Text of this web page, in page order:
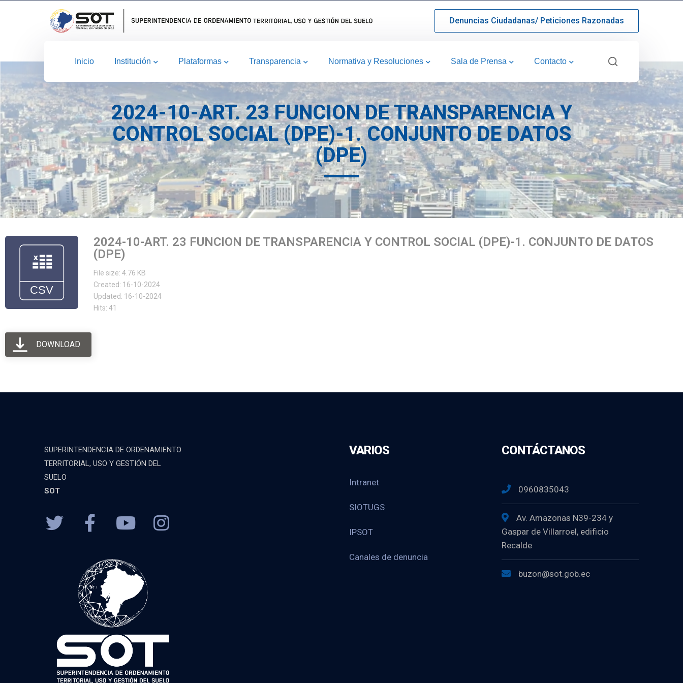
Denuncias Ciudadanas/ Peticiones Razonadas
Inicio Institución Plataformas Transparencia Normativa y Resoluciones Sala de Prensa Contacto
2024-10-ART. 23 FUNCION DE TRANSPARENCIA Y
CONTROL SOCIAL (DPE)-1. CONJUNTO DE DATOS
(DPE)
2024-10-ART. 23 FUNCION DE TRANSPARENCIA Y CONTROL SOCIAL (DPE)-1. CONJUNTO DE DATOS
(DPE)
File size: 4.76 KB
Created: 16-10-2024
Updated: 16-10-2024
Hits: 41
DOWNLOAD
SUPERINTENDENCIA DE ORDENAMIENTO
TERRITORIAL, USO Y GESTIÓN DEL
SUELO
SOT
VARIOS
Intranet
SIOTUGS
IPSOT
Canales de denuncia
CONTÁCTANOS
0960835043
Av. Amazonas N39-234 y
Gaspar de Villarroel, edificio
Recalde
buzon@sot.gob.ec